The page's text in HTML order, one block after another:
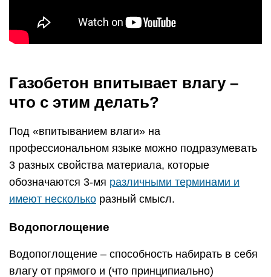
Газобетон впитывает влагу –
что с этим делать?
Под «впитыванием влаги» на
профессиональном языке можно подразумевать
3 разных свойства материала, которые
обозначаются 3-мя различными терминами и
имеют несколько разный смысл.
Водопоглощение
Водопоглощение – способность набирать в себя
влагу от прямого и (что принципиально)